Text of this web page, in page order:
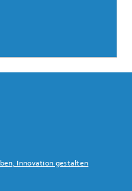
Innovation gestalten